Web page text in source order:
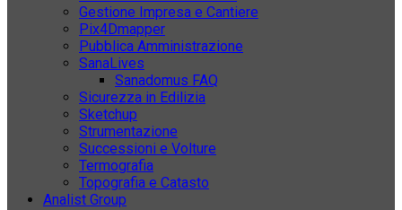
Gestione Impresa e Cantiere
Pix4Dmapper
Pubblica Amministrazione
SanaLives
Sanadomus FAQ
Sicurezza in Edilizia
Sketchup
Strumentazione
Successioni e Volture
Termografia
Topografia e Catasto
Analist Group